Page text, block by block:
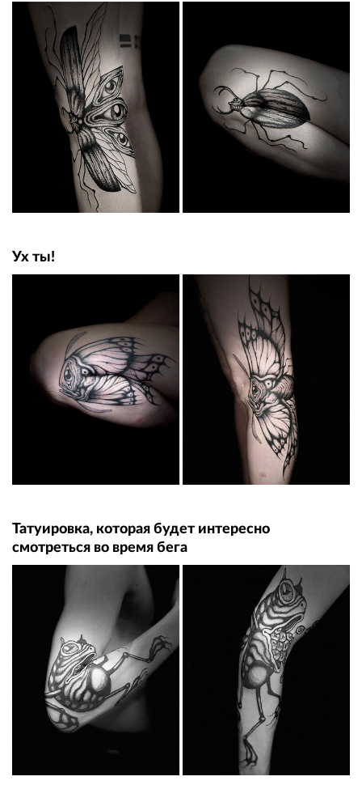
Ух ты!
Татуировка, которая будет интересно
смотреться во время бега